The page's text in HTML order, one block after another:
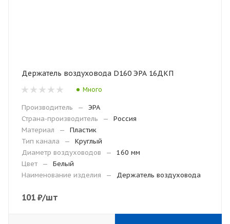
Держатель воздуховода D160 ЭРА 16ДКП
Много
Производитель —
ЭРА
Страна-производитель
—
Россия
Материал
—
Пластик
Тип канала
—
Круглый
Диаметр воздуховодов
—
160 мм
Цвет
—
Белый
Наименование изделия
— Держатель воздуховода
101 ₽/шт